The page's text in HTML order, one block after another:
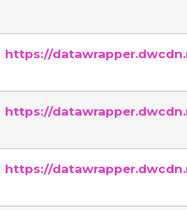
https://
https://
https://